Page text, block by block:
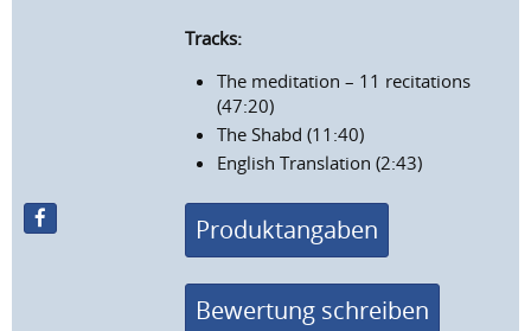
Tracks:
The meditation – 11 recitations
(47:20)
The Shabd (11:40)
English Translation (2:43)
Produktangaben
Bewertung schreiben